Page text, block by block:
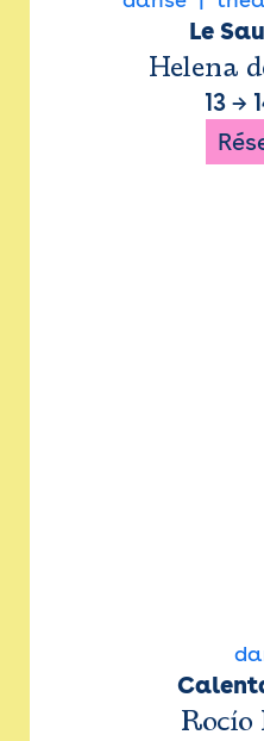
Le
Helena
13 →